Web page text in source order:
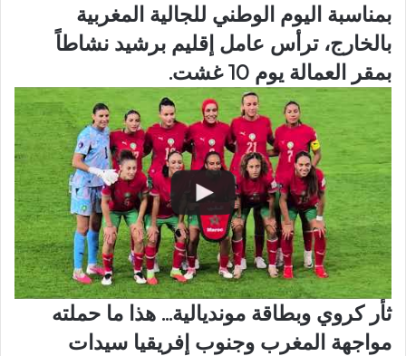
بمناسبة اليوم الوطني للجالية المغربية
بالخارج، ترأس عامل إقليم برشيد نشاطاً
بمقر العمالة يوم 10 غشت.
ثأر كروي وبطاقة مونديالية... هذا ما حملته
مواجهة المغرب وجنوب إفريقيا سيدات